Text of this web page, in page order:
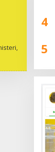
4
5